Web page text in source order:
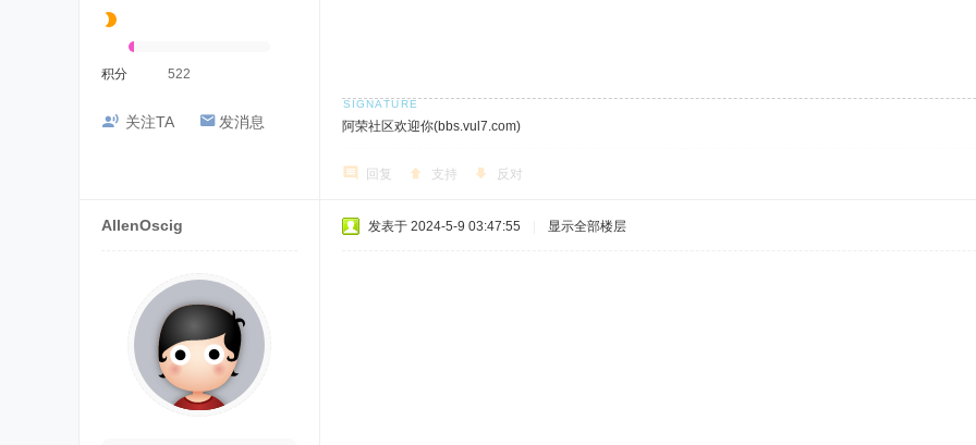
积分 522
关注TA 发消息 阿荣社区欢迎你(bbs.vul7.com)
回复 支持 反对
AllenOscig 发表于 2024-5-9 03:47:55 显示全部楼层